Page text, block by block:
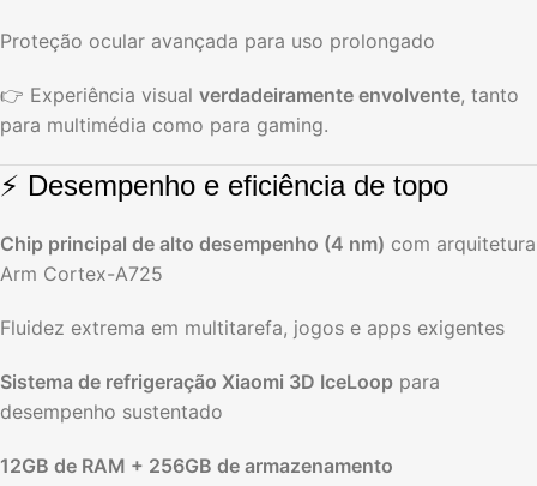
Proteção ocular avançada para uso prolongado
👉 Experiência visual verdadeiramente envolvente, tanto
para multimédia como para gaming.
⚡ Desempenho e eficiência de topo
Chip principal de alto desempenho (4 nm) com arquitetura
Arm Cortex-A725
Fluidez extrema em multitarefa, jogos e apps exigentes
Sistema de refrigeração Xiaomi 3D IceLoop para
desempenho sustentado
12GB de RAM + 256GB de armazenamento